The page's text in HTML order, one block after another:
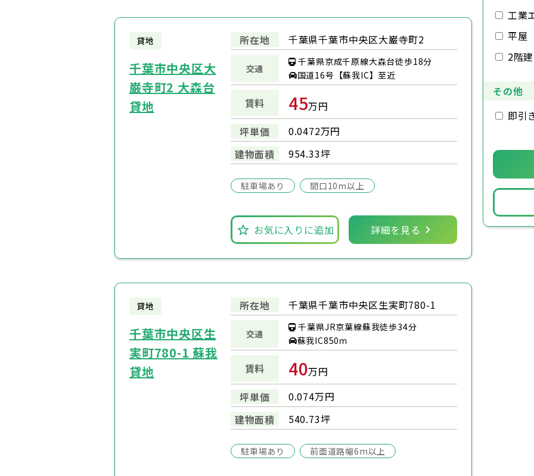
貸地
千葉市中央区大
巌寺町2 大森台
貸地
所在地 千葉県千葉市中央区大巌寺町2
交通
千葉県京成千原線大森台徒歩18分
国道16号【蘇我IC】至近
賃料 45万円
坪単価
0.0472万円
建物面積
954.33坪
駐車場あり 間口10m以上
お気に入りに追加 詳細を見る
貸地
千葉市中央区生
実町780-1 蘇我
貸地
所在地 千葉県千葉市中央区生実町780-1
交通
千葉県JR京葉線蘇我徒歩34分
蘇我IC850ｍ
賃料 40万円
坪単価
0.074万円
建物面積
540.73坪
駐車場あり 前面道路幅6m以上
工業
平屋
2階
その他
即引